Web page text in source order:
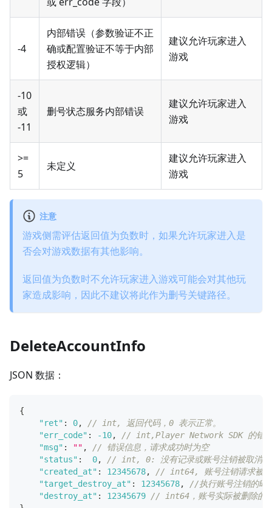
-4
内部错误（参数验证不正
确或配置验证不等于内部
授权逻辑）
建议允许玩家进入
游戏
-10
或
-11
删号状态服务内部错误
建议允许玩家进入
游戏
>=
5
未定义
建议允许玩家进入
游戏
注意
游戏侧需评估返回值为负数时，如果允许玩家进入是
否会对游戏数据有其他影响。
返回值为负数时不允许玩家进入游戏可能会对其他玩
家造成影响，因此不建议将此作为删号关键路径。
DeleteAccountInfo
JSON 数据：
{
"ret" : 0,
// int, 返回代码，0 表示正常。
"err_code" : -10,
// int,Player Network SDK 的错误
"msg" : "" ,
// 错误信息，请求成功时为空
"status" : 0,
// int, 0: 没有记录或账号注销被取消；
"created_at" : 12345678,
// int64, 账号注销请求被创
"target_destroy_at" : 12345678,
//执行账号注销的时
"destroy_at" : 12345679 // int64，账号实际被删除的